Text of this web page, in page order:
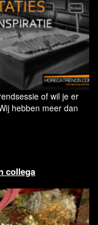
of wil je er
hebben meer dan
collega